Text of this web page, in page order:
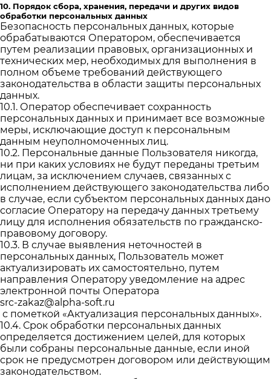
10. Порядок сбора, хранения, передачи и других видов
обработки персональных данных
Безопасность персональных данных, которые
обрабатываются Оператором, обеспечивается
путем реализации правовых, организационных и
технических мер, необходимых для выполнения в
полном объеме требований действующего
законодательства в области защиты персональных
данных.
10.1. Оператор обеспечивает сохранность
персональных данных и принимает все возможные
меры, исключающие доступ к персональным
данным неуполномоченных лиц.
10.2. Персональные данные Пользователя никогда,
ни при каких условиях не будут переданы третьим
лицам, за исключением случаев, связанных с
исполнением действующего законодательства либо
в случае, если субъектом персональных данных дано
согласие Оператору на передачу данных третьему
лицу для исполнения обязательств по гражданско-
правовому договору.
10.3. В случае выявления неточностей в
персональных данных, Пользователь может
актуализировать их самостоятельно, путем
направления Оператору уведомление на адрес
электронной почты Оператора
src-zakaz@alpha-soft.ru
с пометкой «Актуализация персональных данных».
10.4. Срок обработки персональных данных
определяется достижением целей, для которых
были собраны персональные данные, если иной
срок не предусмотрен договором или действующим
законодательством.